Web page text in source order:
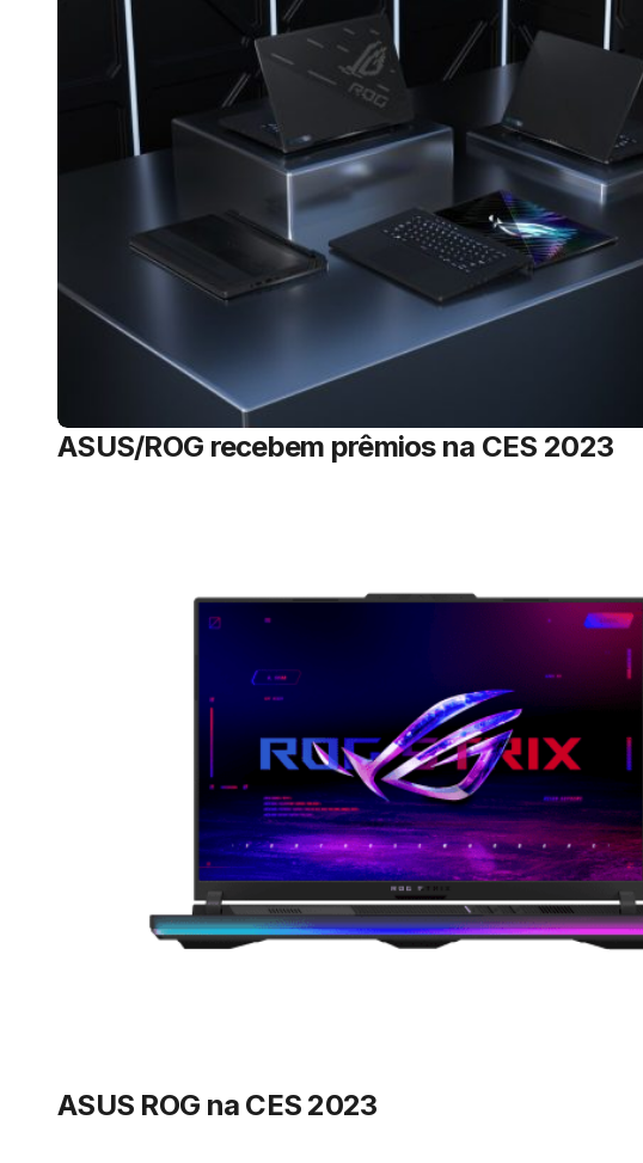
ASUS/ROG recebem prêmios na CES 2023
ASUS ROG na CES 2023